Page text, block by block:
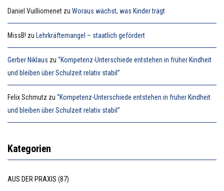
Daniel Vuilliomenet zu Woraus wächst, was Kinder trägt
MissB! zu Lehrkräftemangel – staatlich gefördert
Gerber Niklaus zu “Kompetenz-Unterschiede entstehen in früher Kindheit
und bleiben über Schulzeit relativ stabil”
Felix Schmutz zu “Kompetenz-Unterschiede entstehen in früher Kindheit
und bleiben über Schulzeit relativ stabil”
Kategorien
AUS DER PRAXIS (87)